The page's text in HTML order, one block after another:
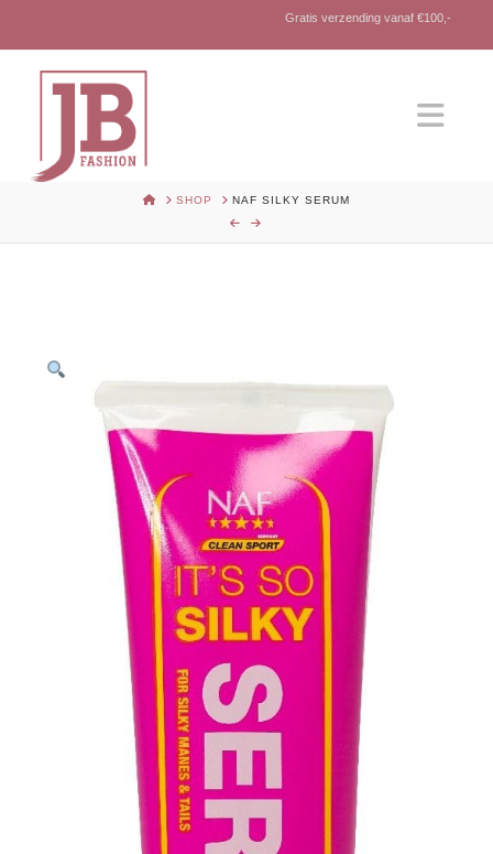
Gratis verzending vanaf €100,-
HOMESHOP NAF SILKY SERUM